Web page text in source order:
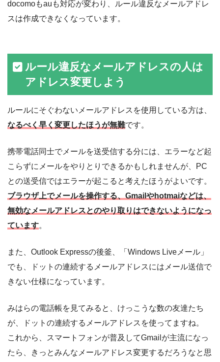
docomoもauも対応が変わり、ルール違反なメールアドレ
スは作成できなくなっています。
ルール違反なメールアドレスの人は
アドレス変更しよう
ルールにそぐわないメールアドレスを使用している方は、
なるべく早く変更したほうが無難です。
携帯電話同士でメールを送受信する分には、エラーなど起
こらずにメールをやりとりできるかもしれませんが、PC
との送受信ではエラーが起こると考えたほうがよいです。
ブラウザ上でメールを操作する、Gmailやhotmaiなどは、
無効なメールアドレスとのやり取りはできないようになっ
ています。
また、Outlook Expressの後釜、「Windows Liveメール」
でも、ドットの連続するメールアドレスにはメール送信で
きない仕様になっています。
みはらの電話帳を見てみると、けっこうな数の友達たち
が、ドットの連続するメールアドレスを使ってますね。
これから、スマートフォンが普及してGmailが主流になっ
たら、きっとみんなメールアドレス変更するだろうなと思